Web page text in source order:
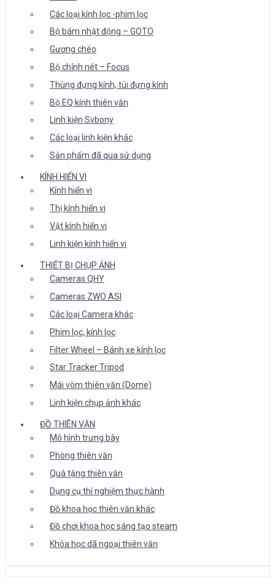
Các loại kính lọc -phim lọc
Bộ bám nhật động – GOTO
Gương chéo
Bộ chỉnh nét – Focus
Thùng đựng kính, túi đựng kính
Bộ EQ kính thiên văn
Linh kiện Svbony
Các loại linh kiện khác
Sản phẩm đã qua sử dụng
KÍNH HIỂN VI
Kính hiển vi
Thị kính hiển vi
Vật kính hiển vi
Linh kiện kính hiển vi
THIẾT BỊ CHỤP ẢNH
Cameras QHY
Cameras ZWO ASI
Các loại Camera khác
Phim lọc, kính lọc
Filter Wheel – Bánh xe kính lọc
Star Tracker Tripod
Mái vòm thiên văn (Dome)
Linh kiện chụp ảnh khác
ĐỒ THIÊN VĂN
Mô hình trưng bày
Phòng thiên văn
Quà tặng thiên văn
Dụng cụ thí nghiệm thực hành
Đồ khoa học thiên văn khác
Đồ chơi khoa học sáng tạo steam
Khóa học dã ngoại thiên văn